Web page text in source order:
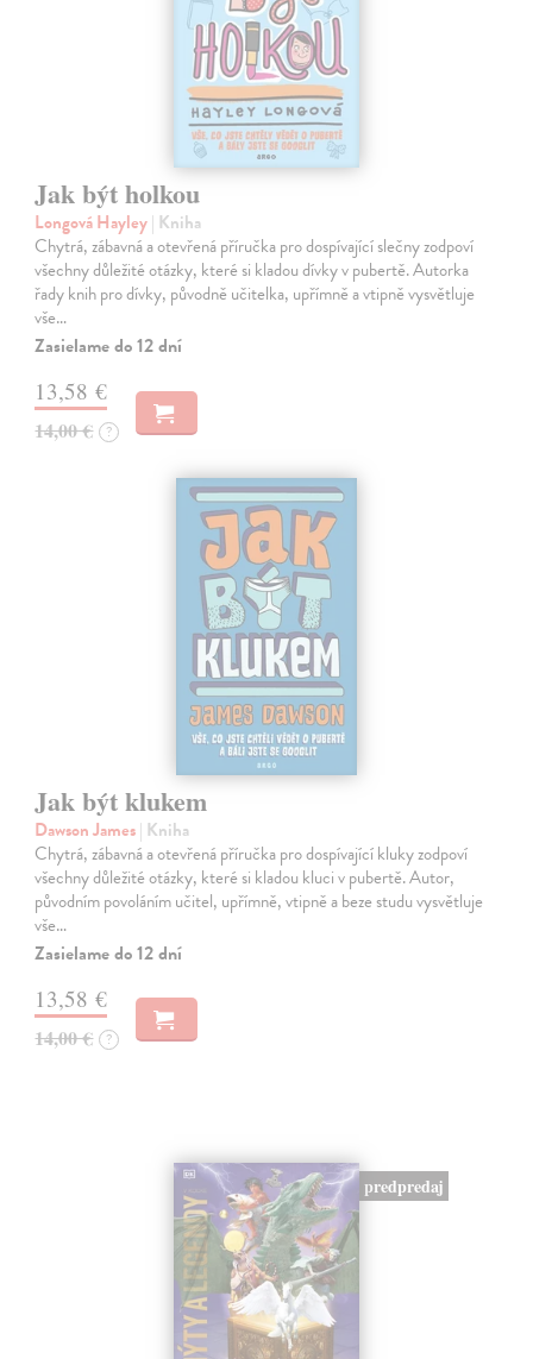
Jak být holkou
Longová Hayley| Kniha
Chytrá, zábavná a otevřená příručka pro dospívající slečny zodpoví
všechny důležité otázky, které si kladou dívky v pubertě. Autorka
řady knih pro dívky, původně učitelka, upřímně a vtipně vysvětluje
vše…
Zasielame do 12 dní
13,58 €
14,00 € ?
Jak být klukem
Dawson James| Kniha
Chytrá, zábavná a otevřená příručka pro dospívající kluky zodpoví
všechny důležité otázky, které si kladou kluci v pubertě. Autor,
původním povoláním učitel, upřímně, vtipně a beze studu vysvětluje
vše…
Zasielame do 12 dní
13,58 €
14,00 € ?
predpredaj